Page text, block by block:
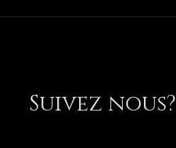
Suivez nous?